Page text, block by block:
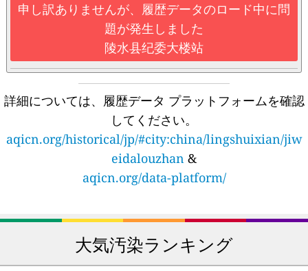
申し訳ありませんが、履歴データのロード中に問
題が発生しました
陵水县纪委大楼站
詳細については、履歴データ プラットフォームを確認
してください。
aqicn.org/historical/jp/#city:china/lingshuixian/jiw
eidalouzhan &
aqicn.org/data-platform/
大気汚染ランキング